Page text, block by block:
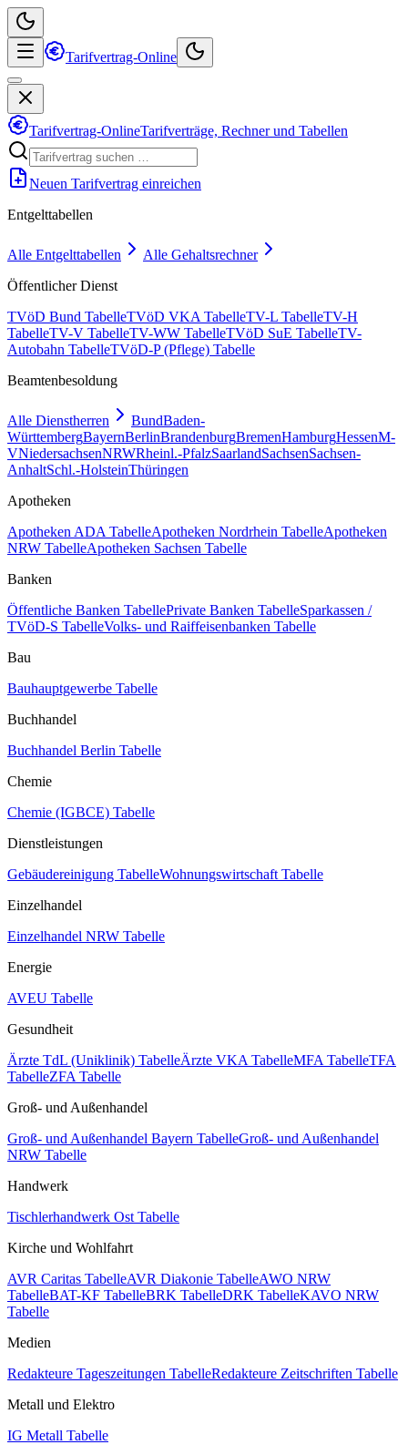
Tarifvertrag-Online
Tarifvertrag-OnlineTarifverträge, Rechner und Tabellen
Neuen Tarifvertrag einreichen
Entgelttabellen
Alle Entgelttabellen
Alle Gehaltsrechner
Öffentlicher Dienst
TVöD Bund TabelleTVöD VKA TabelleTV-L TabelleTV-H
TabelleTV-V TabelleTV-WW TabelleTVöD SuE TabelleTV-
Autobahn TabelleTVöD-P (Pflege) Tabelle
Beamtenbesoldung
Alle Dienstherren BundBaden-
WürttembergBayernBerlinBrandenburgBremenHamburgHessenM-
VNiedersachsenNRWRheinl.-PfalzSaarlandSachsenSachsen-
AnhaltSchl.-HolsteinThüringen
Apotheken
Apotheken ADA TabelleApotheken Nordrhein TabelleApotheken
NRW TabelleApotheken Sachsen Tabelle
Banken
Öffentliche Banken TabellePrivate Banken TabelleSparkassen /
TVöD-S TabelleVolks- und Raiffeisenbanken Tabelle
Bau
Bauhauptgewerbe Tabelle
Buchhandel
Buchhandel Berlin Tabelle
Chemie
Chemie (IGBCE) Tabelle
Dienstleistungen
Gebäudereinigung TabelleWohnungswirtschaft Tabelle
Einzelhandel
Einzelhandel NRW Tabelle
Energie
AVEU Tabelle
Gesundheit
Ärzte TdL (Uniklinik) TabelleÄrzte VKA TabelleMFA TabelleTFA
TabelleZFA Tabelle
Groß- und Außenhandel
Groß- und Außenhandel Bayern TabelleGroß- und Außenhandel
NRW Tabelle
Handwerk
Tischlerhandwerk Ost Tabelle
Kirche und Wohlfahrt
AVR Caritas TabelleAVR Diakonie TabelleAWO NRW
TabelleBAT-KF TabelleBRK TabelleDRK TabelleKAVO NRW
Tabelle
Medien
Redakteure Tageszeitungen TabelleRedakteure Zeitschriften Tabelle
Metall und Elektro
IG Metall Tabelle